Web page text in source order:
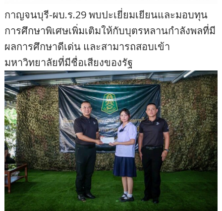
กาญจนบุรี-ผบ.ร.29 พบปะเยี่ยมเยียนและมอบทุน
การศึกษาพิเศษเพิ่มเติมให้กับบุตรหลานกำลังพลที่มี
ผลการศึกษาดีเด่น และสามารถสอบเข้า
มหาวิทยาลัยที่มีชื่อเสียงของรัฐ